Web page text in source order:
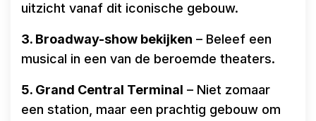
uitzicht vanaf dit iconische gebouw.
3. Broadway-show bekijken – Beleef een
musical in een van de beroemde theaters.
5. Grand Central Terminal – Niet zomaar
een station, maar een prachtig gebouw om